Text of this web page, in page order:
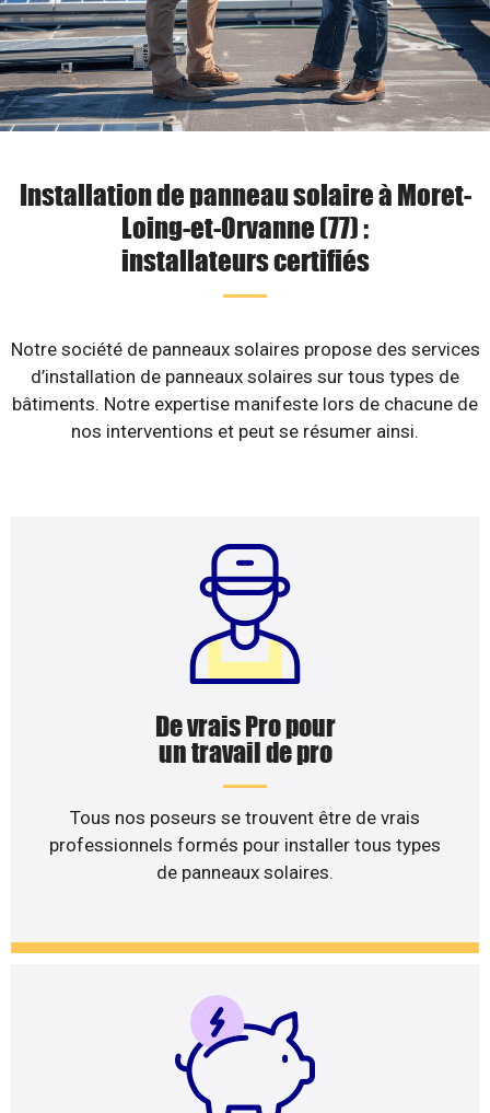
Installation de panneau solaire à Moret-
Loing-et-Orvanne (77) :
installateurs certifiés
Notre société de panneaux solaires propose des services
d’installation de panneaux solaires sur tous types de
bâtiments. Notre expertise manifeste lors de chacune de
nos interventions et peut se résumer ainsi.
De vrais Pro pour
un travail de pro
Tous nos poseurs se trouvent être de vrais
professionnels formés pour installer tous types
de panneaux solaires.